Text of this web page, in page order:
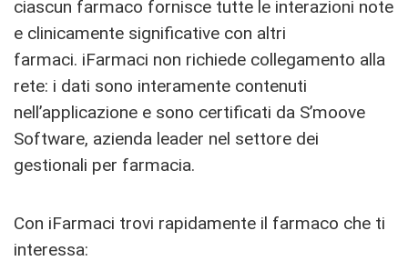
ciascun farmaco fornisce tutte le interazioni note
e clinicamente significative con altri
farmaci. iFarmaci non richiede collegamento alla
rete: i dati sono interamente contenuti
nell’applicazione e sono certificati da S’moove
Software, azienda leader nel settore dei
gestionali per farmacia.
Con iFarmaci trovi rapidamente il farmaco che ti
interessa: